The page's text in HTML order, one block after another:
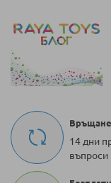
14 дни
въпроси